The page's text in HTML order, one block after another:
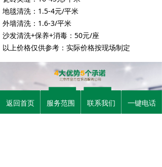
地毯清洗：1.5-4元/平米
外墙清洗：1.6-3/平米
沙发清洗+保养+消毒：50元/座
以上价格仅供参考：实际价格按现场制定
返回首页 服务范围 联系我们 一键电话